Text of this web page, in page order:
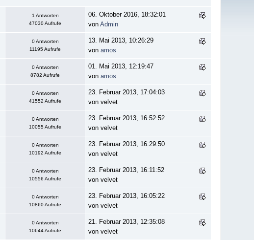
1 Antworten
47030 Aufrufe
06. Oktober 2016, 18:32:01
vonAdmin
0 Antworten
11195 Aufrufe
13. Mai 2013, 10:26:29
vonamos
0 Antworten
8782 Aufrufe
01. Mai 2013, 12:19:47
vonamos
0 Antworten
41552 Aufrufe
23. Februar 2013, 17:04:03
von velvet
0 Antworten
10055 Aufrufe
23. Februar 2013, 16:52:52
von velvet
0 Antworten
10192 Aufrufe
23. Februar 2013, 16:29:50
von velvet
0 Antworten
10556 Aufrufe
23. Februar 2013, 16:11:52
von velvet
0 Antworten
10860 Aufrufe
23. Februar 2013, 16:05:22
von velvet
0 Antworten
10644 Aufrufe
21. Februar 2013, 12:35:08
von velvet